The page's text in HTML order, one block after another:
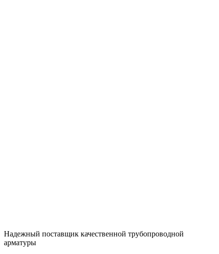
Надежный поставщик качественной трубопроводной
арматуры